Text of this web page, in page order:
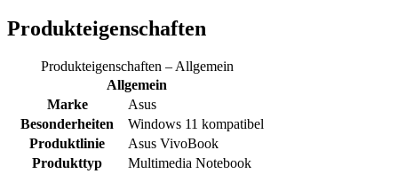
Produkteigenschaften
Produkteigenschaften – Allgemein
Allgemein
Marke
Asus
Besonderheiten
Windows 11 kompatibel
Produktlinie
Asus VivoBook
Produkttyp
Multimedia Notebook